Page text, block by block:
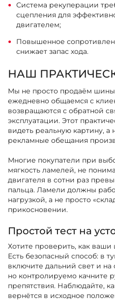
Система рекуперации
сцепления для
двигателем;
Повышенное
снижает запас хода.
НАШ
Мы не просто продаём
ежедневно общаемся с
возвращаются с обратной
эксплуатации. Этот
видеть реальную картину, а
рекламные обещания
Многие покупатели при
мягкость ламелей, не
двигателя в сотни раз
пальца. Ламели должны
нагрузкой, а не просто
прикосновении.
Простой тест на
Хотите проверить, как
Есть безопасный способ: в
включите дальний свет и на
но контролируемо качните
препятствия. Наблюдайте,
вернётся в исходное